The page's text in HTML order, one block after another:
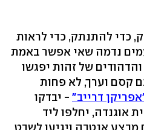
כדי להתנתק, כדי לראות
נדמה שאי אפשר באמת
של זהות יפגשו
קסם וערך, לא פחות
דרייב" - יבדקו
אוגנדה, יחלפו ליד